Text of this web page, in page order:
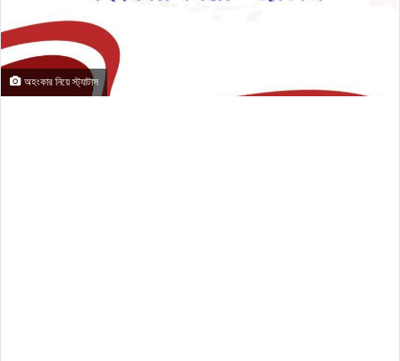
অহংকার নিয়ে স্ট্যাটাস